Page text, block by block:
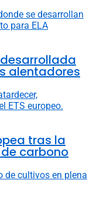
alentadores
tras la
carbono